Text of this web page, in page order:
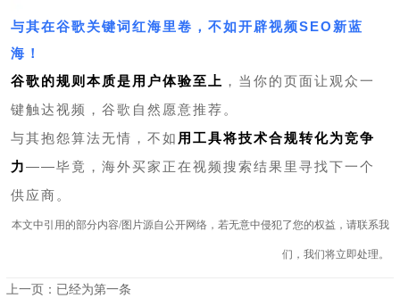
与其在谷歌关键词红海里卷，不如开辟视频SEO新蓝
海！
谷歌的规则本质是用户体验至上 ，当你的页面让观众一
键触达视频，谷歌自然愿意推荐。
与其抱怨算法无情，不如 用工具将技术合规转化为竞争
力——毕竟，海外买家正在视频搜索结果里寻找下一个
供应商。
本文中引用的部分内容/图片源自公开网络，若无意中侵犯了您的权益，请联系我
们，我们将立即处理。
上一页：已经为第一条